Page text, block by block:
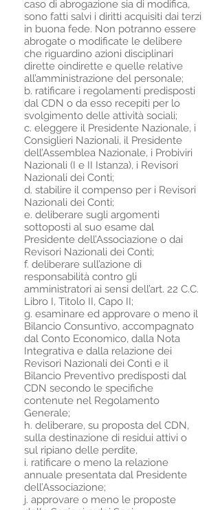
caso di abrogazione sia di modifica,
sono fatti salvi i diritti acquisiti dai terzi
in buona fede. Non potranno essere
abrogate o modificate le delibere
che riguardino azioni disciplinari
dirette oindirette e quelle relative
all’amministrazione del personale;
b. ratificare i regolamenti predisposti
dal CDN o da esso recepiti per lo
svolgimento delle attività sociali;
c. eleggere il Presidente Nazionale, i
Consiglieri Nazionali, il Presidente
dell’Assemblea Nazionale, i Probiviri
Nazionali (I e II Istanza), i Revisori
Nazionali dei Conti;
d. stabilire il compenso per i Revisori
Nazionali dei Conti;
e. deliberare sugli argomenti
sottoposti al suo esame dal
Presidente dell’Associazione o dai
Revisori Nazionali dei Conti;
f. deliberare sull’azione di
responsabilità contro gli
amministratori ai sensi dell’art. 22 C.C.
Libro I, Titolo II, Capo II;
g. esaminare ed approvare o meno il
Bilancio Consuntivo, accompagnato
dal Conto Economico, dalla Nota
Integrativa e dalla relazione dei
Revisori Nazionali dei Conti e il
Bilancio Preventivo predisposti dal
CDN secondo le specifiche
contenute nel Regolamento
Generale;
h. deliberare, su proposta del CDN,
sulla destinazione di residui attivi o
sul ripiano delle perdite,
i. ratificare o meno la relazione
annuale presentata dal Presidente
dell’Associazione;
j. approvare o meno le proposte